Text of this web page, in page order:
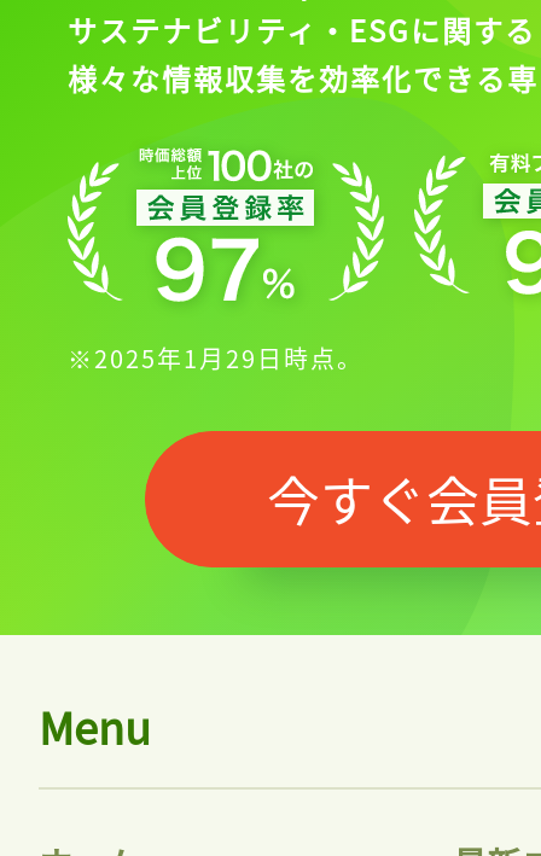
サステナビリティ・ESGに関する
様々な情報収集を効率化できる
※2025年1月29日時点。
今すぐ会
Menu